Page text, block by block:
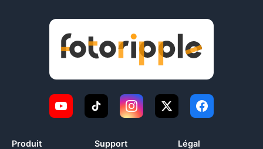
Produit Support Légal